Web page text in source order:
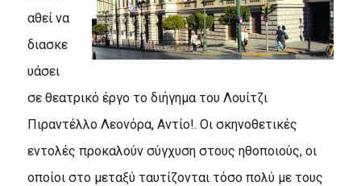
αθεί να
διασκε
υάσει
σε θεατρικό έργο το διήγημα του Λουίτζι
Πιραντέλλο Λεονόρα, Αντίο!. Οι σκηνοθετικές
εντολές προκαλούν σύγχυση στους ηθοποιούς, οι
οποίοι στο μεταξύ ταυτίζονται τόσο πολύ με τους